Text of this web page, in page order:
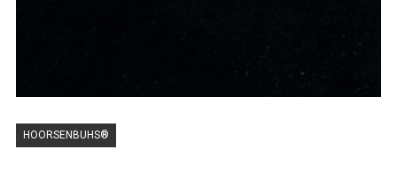
HOORSENBUHS®